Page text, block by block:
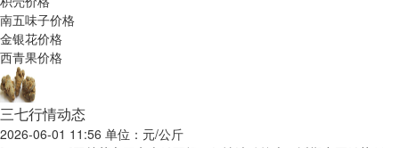
南五味子价格
金银花价格
西青果价格
三七行情动态
2026-06-01 11:56 单位：元/公斤